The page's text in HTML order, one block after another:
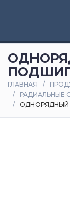
и
статьи
Оплата
доставка
ГЛАВНАЯ
РАДИАЛЬНЫЕ
ОДНОРЯДНЫЙ